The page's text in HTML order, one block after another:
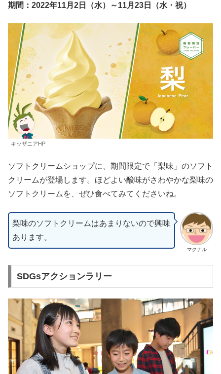
期間：2022年11月2日（水）～11月23日（水・祝）
キッザニアHP
ソフトクリームショップに、期間限定で「梨味」のソフト
クリームが登場します。ほどよい酸味がさわやかな梨味の
ソフトクリームを、ぜひ食べてみてくださいね。
マクナル
梨味のソフトクリームはあまりないので興味
あります。
SDGsアクションラリー